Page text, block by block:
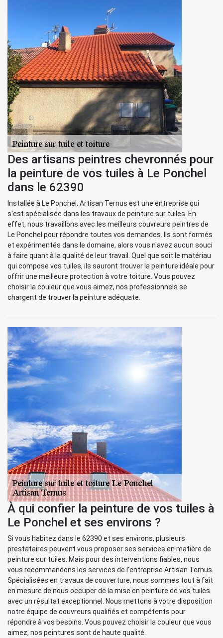
Des artisans peintres chevronnés pour
la peinture de vos tuiles à Le Ponchel
dans le 62390
Installée à Le Ponchel, Artisan Ternus est une entreprise qui
s'est spécialisée dans les travaux de peinture sur tuiles. En
effet, nous travaillons avec les meilleurs couvreurs peintres de
Le Ponchel pour répondre toutes vos demandes. Ils sont formés
et expérimentés dans le domaine, alors vous n'avez aucun souci
à faire quant à la qualité de leur travail. Quel que soit le matériau
qui compose vos tuiles, ils sauront trouver la peinture idéale pour
offrir une meilleure protection à votre toiture. Vous pouvez
choisir la couleur que vous aimez, nos professionnels se
chargent de trouver la peinture adéquate.
À qui confier la peinture de vos tuiles à
Le Ponchel et ses environs ?
Si vous habitez dans le 62390 et ses environs, plusieurs
prestataires peuvent vous proposer ses services en matière de
peinture sur tuiles. Mais pour des interventions fiables, nous
vous recommandons les services de l'entreprise Artisan Ternus.
Spécialisées en travaux de couverture, nous sommes tout à fait
en mesure de nous occuper de la mise en peinture de vos tuiles
avec un résultat exceptionnel. Nous mettons à votre disposition
notre équipe de couvreurs qualifiés et compétents pour
répondre à vos besoins. Vous pouvez choisir la couleur que vous
aimez, nos peintures sont de haute qualité.